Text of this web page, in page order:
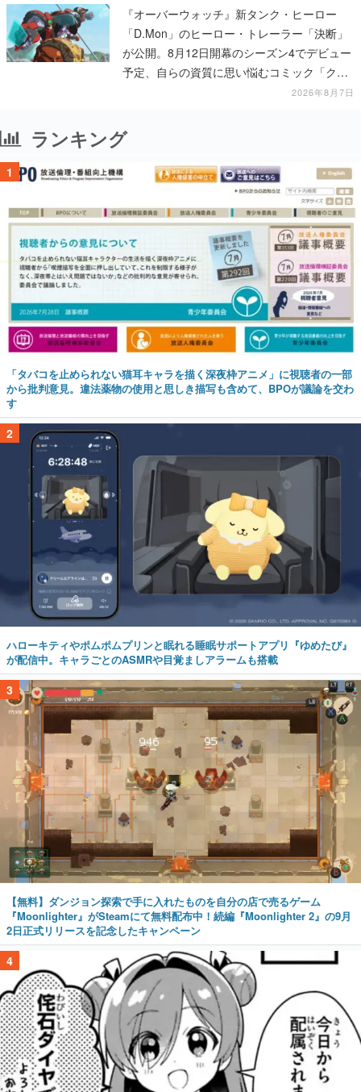
『オーバーウォッチ』新タンク・ヒーロー
「D.Mon」のヒーロー・トレーラー「決断」
が公開。8月12日開幕のシーズン4でデビュー
予定、自らの資質に思い悩むコミック「クロ
2026年8月7日
ランキング
1
「タバコを止められない猫耳キャラを描く深夜枠アニメ」に視聴者の一部
から批判意見。違法薬物の使用と思しき描写も含めて、BPOが議論を交わ
す
2
ハローキティやポムポムプリンと眠れる睡眠サポートアプリ『ゆめたび』
が配信中。キャラごとのASMRや目覚ましアラームも搭載
3
【無料】ダンジョン探索で手に入れたものを自分の店で売るゲーム
『Moonlighter』がSteamにて無料配布中！続編『Moonlighter 2』の9月
2日正式リリースを記念したキャンペーン
4